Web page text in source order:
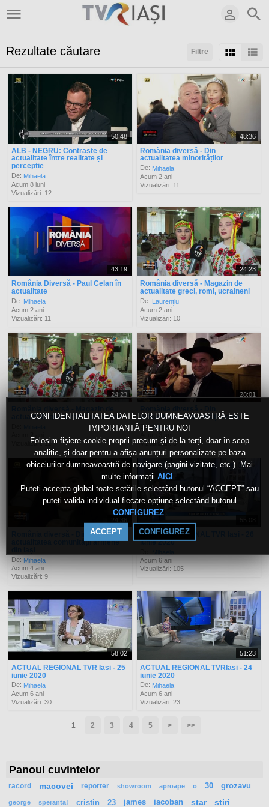
CONFIDENȚIALITATEA DATELOR DUMNEAVOASTRĂ ESTE
IMPORTANTĂ PENTRU NOI
Folosim fișiere cookie proprii precum și de la terți, doar în scop
analitic, și doar pentru a afișa anunțuri personalizate pe baza
obiceiurilor dumneavoastră de navigare (pagini vizitate, etc.). Mai
multe informații AICI
Puteți accepta global toate setările selectând butonul “ACCEPT” sau
puteți valida individual fiecare opțiune selectând butonul
CONFIGUREZ.
ACCEPT CONFIGUREZ
Filtre
Rezultate căutare
Sortaţi după:
Arată:
Rezultate/pagină:
50:48
ALB - NEGRU: Contraste de
actualitate între realitate și
percepție
De: Mihaela
Acum 8 luni
Vizualizări: 12
48:36
România diversă - Din
actualitatea minorităților
De: Mihaela
Acum 2 ani
Vizualizări: 11
43:19
România Diversă - Paul Celan în
actualitate
De: Mihaela
Acum 2 ani
Vizualizări: 11
24:23
România diversă - Magazin de
actualitate greci, romi, ucraineni
De: Laurenţiu
Acum 2 ani
Vizualizări: 10
24:23
actualitate greci, romi, ucraineni
Vizualizări: 11
28:01
actualitatea comunității rome
De:Mihaela
Vizualizări: 8
actualitatea comunității armene
De: Mihaela
Acum 4 ani
Vizualizări: 9
ACTUAL REGIONAL TVR Iasi - 26
iunie 2020
Acum 6 ani
Vizualizări: 105
58:02
ACTUAL REGIONAL TVR Iasi - 25
iunie 2020
De: Mihaela
Acum 6 ani
Vizualizări: 30
51:23
ACTUAL REGIONAL TVRIasi - 24
iunie 2020
De: Mihaela
Acum 6 ani
Vizualizări: 23
1 2 3 4 5 > >>
Panoul cuvintelor
racord macovei reporter showroom aproape o 30 grozavu
george speranta! cristin 23 james iacoban star stiri